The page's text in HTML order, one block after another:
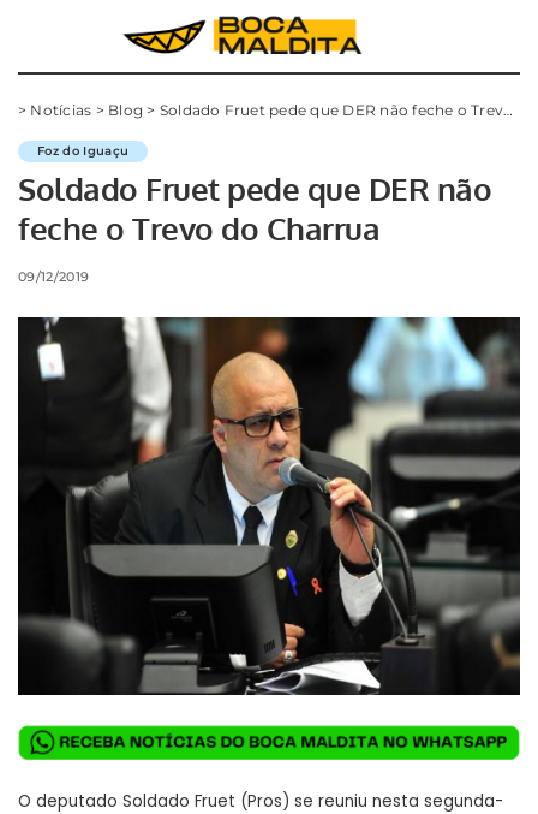
> Notícias > Blog > Soldado Fruet pede que DER não feche o Trevo do Charrua
Foz do Iguaçu
Soldado Fruet pede que DER não
feche o Trevo do Charrua
09/12/2019
O deputado Soldado Fruet (Pros) se reuniu nesta segunda-